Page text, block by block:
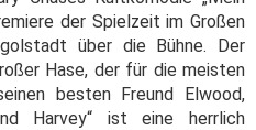
der Spielzeit im Großen
über die Bühne. Der
Hase, der für die meisten
besten Freund Elwood,
Harvey“ ist eine herrlich